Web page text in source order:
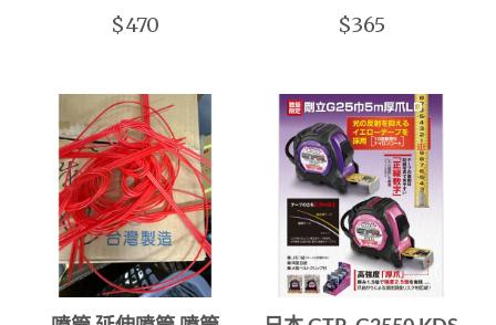
$470 $365